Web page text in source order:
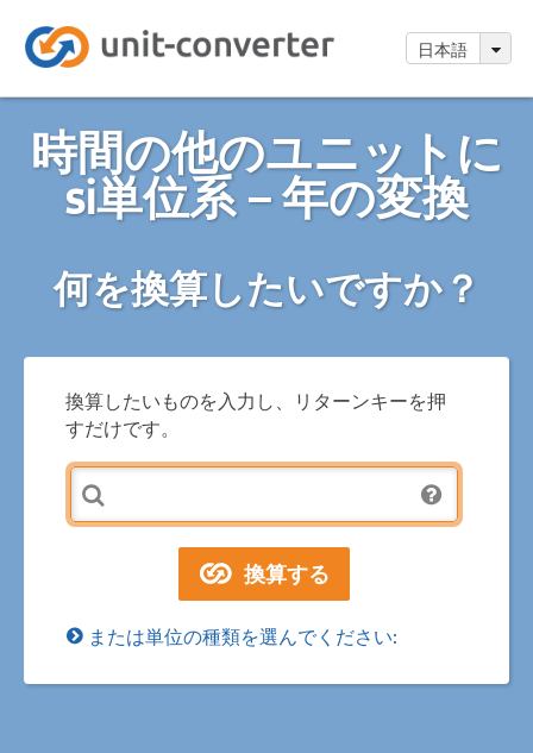
日本語
時間の他のユニットに
si単位系－年の変換
何を換算したいですか？
換算したいものを入力し、リターンキーを押
すだけです。
または単位の種類を選んでください: